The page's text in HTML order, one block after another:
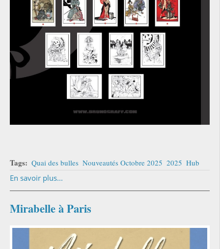
Tags: Quai des bulles Nouveautés Octobre 2025 2025 Hub
En savoir plus...
Mirabelle à Paris